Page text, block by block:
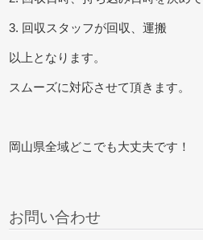
3. 回収スタッフが回収、運搬
以上となります。
スムーズに対応させて頂きます。
岡山県全域どこでも大丈夫です！
お問い合わせ